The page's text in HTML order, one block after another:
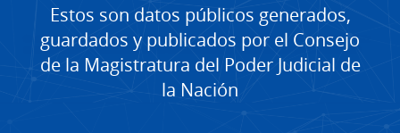
Estos son datos públicos generados,
guardados y publicados por el Consejo
de la Magistratura del Poder Judicial de
la Nación